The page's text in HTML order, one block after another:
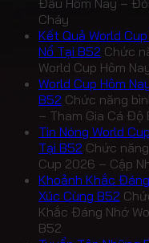
Cháy
Kết Quả World
Nổ Tại B52 Chức
World Cup Hôm
World Cup Hôm
B52 Chức năng
– Tham Gia Cá Độ
Tin Nóng World
Tại B52 Chức
Cup 2026 – Cập
Khoảnh Khắc
Xúc Cùng B52
Khắc Đáng Nhớ
B52